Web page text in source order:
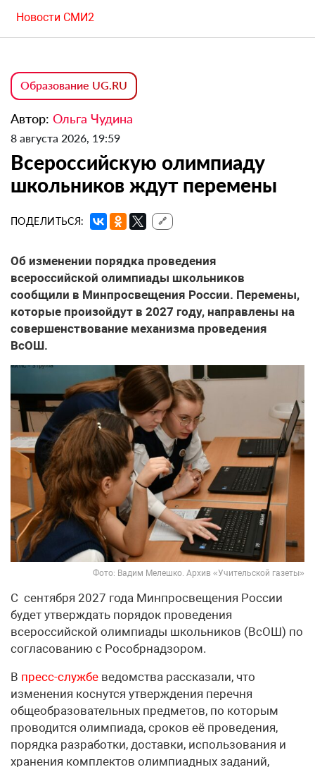
Новости СМИ2
Образование UG.RU
Автор: Ольга Чудина
8 августа 2026, 19:59
Всероссийскую олимпиаду
школьников ждут перемены
ПОДЕЛИТЬСЯ: 🔗
Об изменении порядка проведения
всероссийской олимпиады школьников
сообщили в Минпросвещения России. Перемены,
которые произойдут в 2027 году, направлены на
совершенствование механизма проведения
ВсОШ.
Фото: Вадим Мелешко. Архив «Учительской газеты»
С сентября 2027 года Минпросвещения России
будет утверждать порядок проведения
всероссийской олимпиады школьников (ВсОШ) по
согласованию с Рособрнадзором.
В пресс-службе ведомства рассказали, что
изменения коснутся утверждения перечня
общеобразовательных предметов, по которым
проводится олимпиада, сроков её проведения,
порядка разработки, доставки, использования и
хранения комплектов олимпиадных заданий,